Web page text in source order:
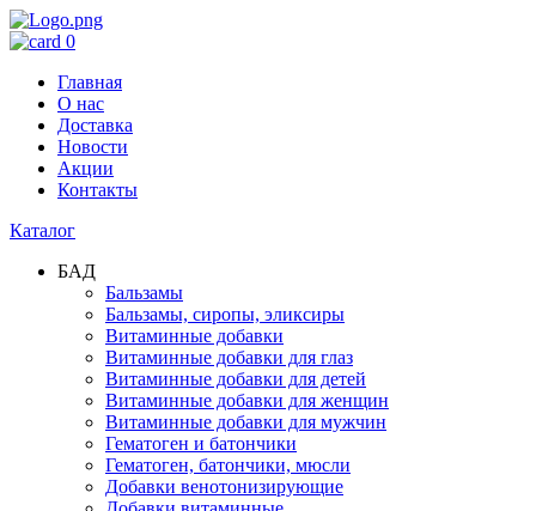
0
Главная
О нас
Доставка
Новости
Акции
Контакты
Каталог
БАД
Бальзамы
Бальзамы, сиропы, эликсиры
Витаминные добавки
Витаминные добавки для глаз
Витаминные добавки для детей
Витаминные добавки для женщин
Витаминные добавки для мужчин
Гематоген и батончики
Гематоген, батончики, мюсли
Добавки венотонизирующие